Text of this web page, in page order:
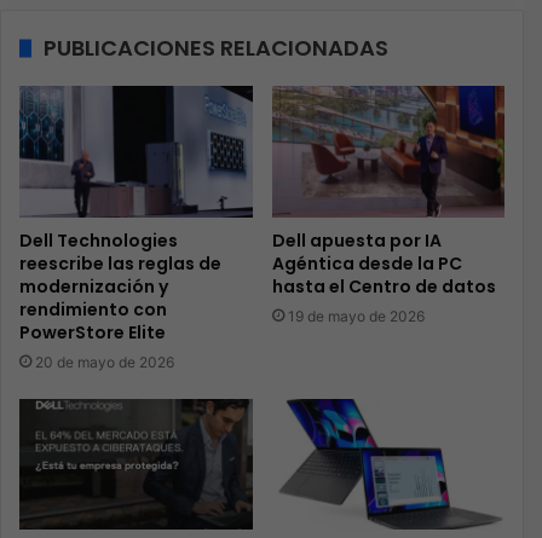
PUBLICACIONES RELACIONADAS
Dell Technologies
reescribe las reglas de
modernización y
rendimiento con
PowerStore Elite
20 de mayo de 2026
Dell apuesta por IA
Agéntica desde la PC
hasta el Centro de datos
19 de mayo de 2026